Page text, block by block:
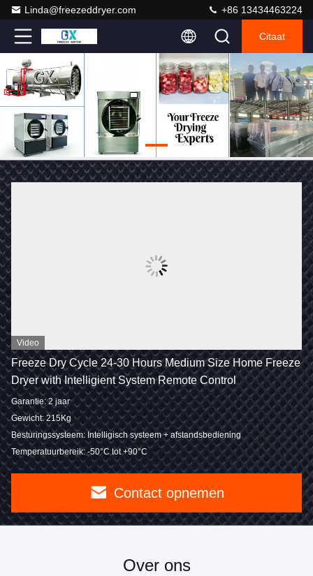
Linda@freezeddryer.com +86 13434463224
Citaat
Video
Freeze Dry Cycle 24-30 Hours Medium Size Home Freeze
Dryer with Intelligient System Remote Control
Garantie: 2 jaar
Gewicht: 215Kg
Besturingssysteem: Intelligisch systeem + afstandsbediening
Temperatuurbereik: -50°C tot +90°C
Contact opnemen
Over ons